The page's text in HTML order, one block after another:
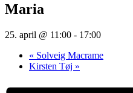
Maria
25. april @ 11:00 - 17:00
« Solveig Macrame
Kirsten Tøj »